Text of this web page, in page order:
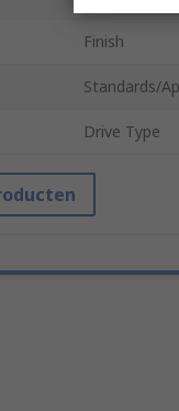
Finish
Standards/
Drive Type